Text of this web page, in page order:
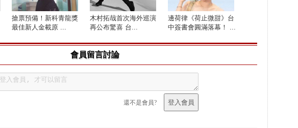
搶票預備！新科青龍獎
最佳新人金載原 ...
木村拓哉首次海外巡演
再公布驚喜 台...
邊荷律《荷止微甜》台
中簽書會圓滿落幕！ ...
會員留言討論
還不是會員?